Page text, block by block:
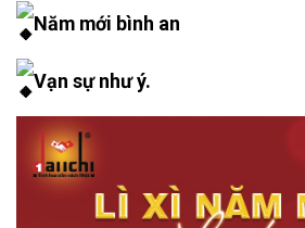
Năm mới bình an
Vạn sự như ý.